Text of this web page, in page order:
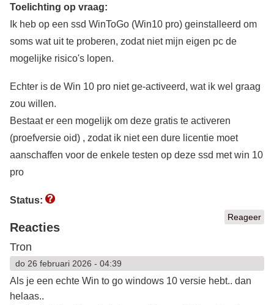
Toelichting op vraag:
Ik heb op een ssd WinToGo (Win10 pro) geinstalleerd om
soms wat uit te proberen, zodat niet mijn eigen pc de
mogelijke risico's lopen.
Echter is de Win 10 pro niet ge-activeerd, wat ik wel graag
zou willen.
Bestaat er een mogelijk om deze gratis te activeren
(proefversie oid) , zodat ik niet een dure licentie moet
aanschaffen voor de enkele testen op deze ssd met win 10
pro
Status:
Reageer
Reacties
Tron
do 26 februari 2026 - 04:39
Als je een echte Win to go windows 10 versie hebt.. dan
helaas..